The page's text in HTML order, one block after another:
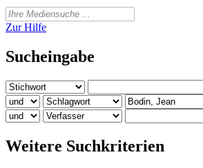
Zur Hilfe
Sucheingabe
Weitere Suchkriterien